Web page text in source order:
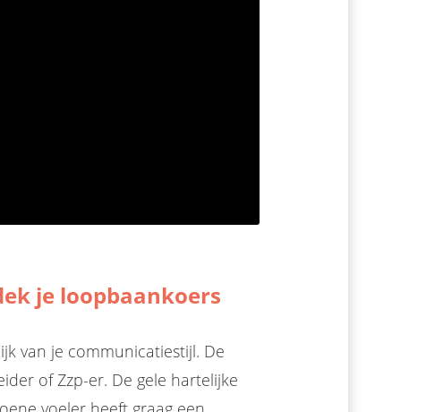
je loopbaankoers
van je communicatiestijl. De
of Zzp-er. De gele hartelijke